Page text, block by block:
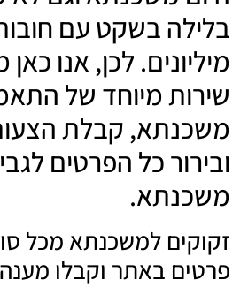
בלילה בשקט עם
מיליונים. לכן, אנו
שירות מיוחד של
משכנתא, קבלת
ובירור כל הפרטים
משכנתא.
זקוקים למשכנתא מכל
פרטים באתר וקבלו מענה